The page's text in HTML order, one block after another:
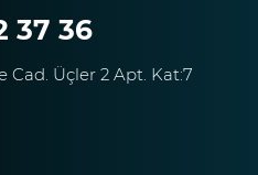
37 36
Cad. Üçler 2 Apt. Kat:7